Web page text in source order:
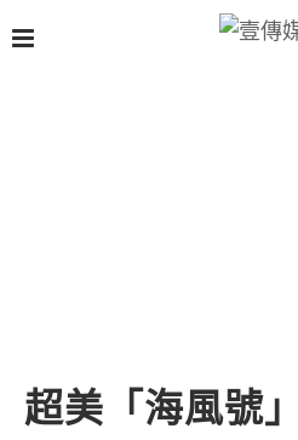
超美「海風號